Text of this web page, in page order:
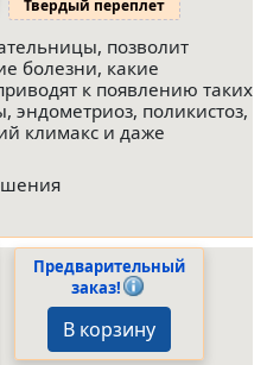
Твердый переплет
позволит
болезни, какие
к появлению таких
эндометриоз, поликистоз,
климакс и даже
Предварительный
заказ!
В корзину